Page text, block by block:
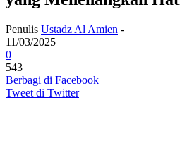
Penulis Ustadz Al Amien -
11/03/2025
0
543
Berbagi di Facebook
Tweet di Twitter